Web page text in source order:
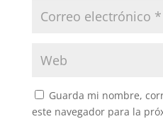
Guarda mi nombre,
este navegador para la